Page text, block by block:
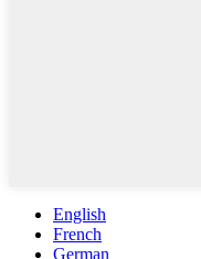
English
French
German